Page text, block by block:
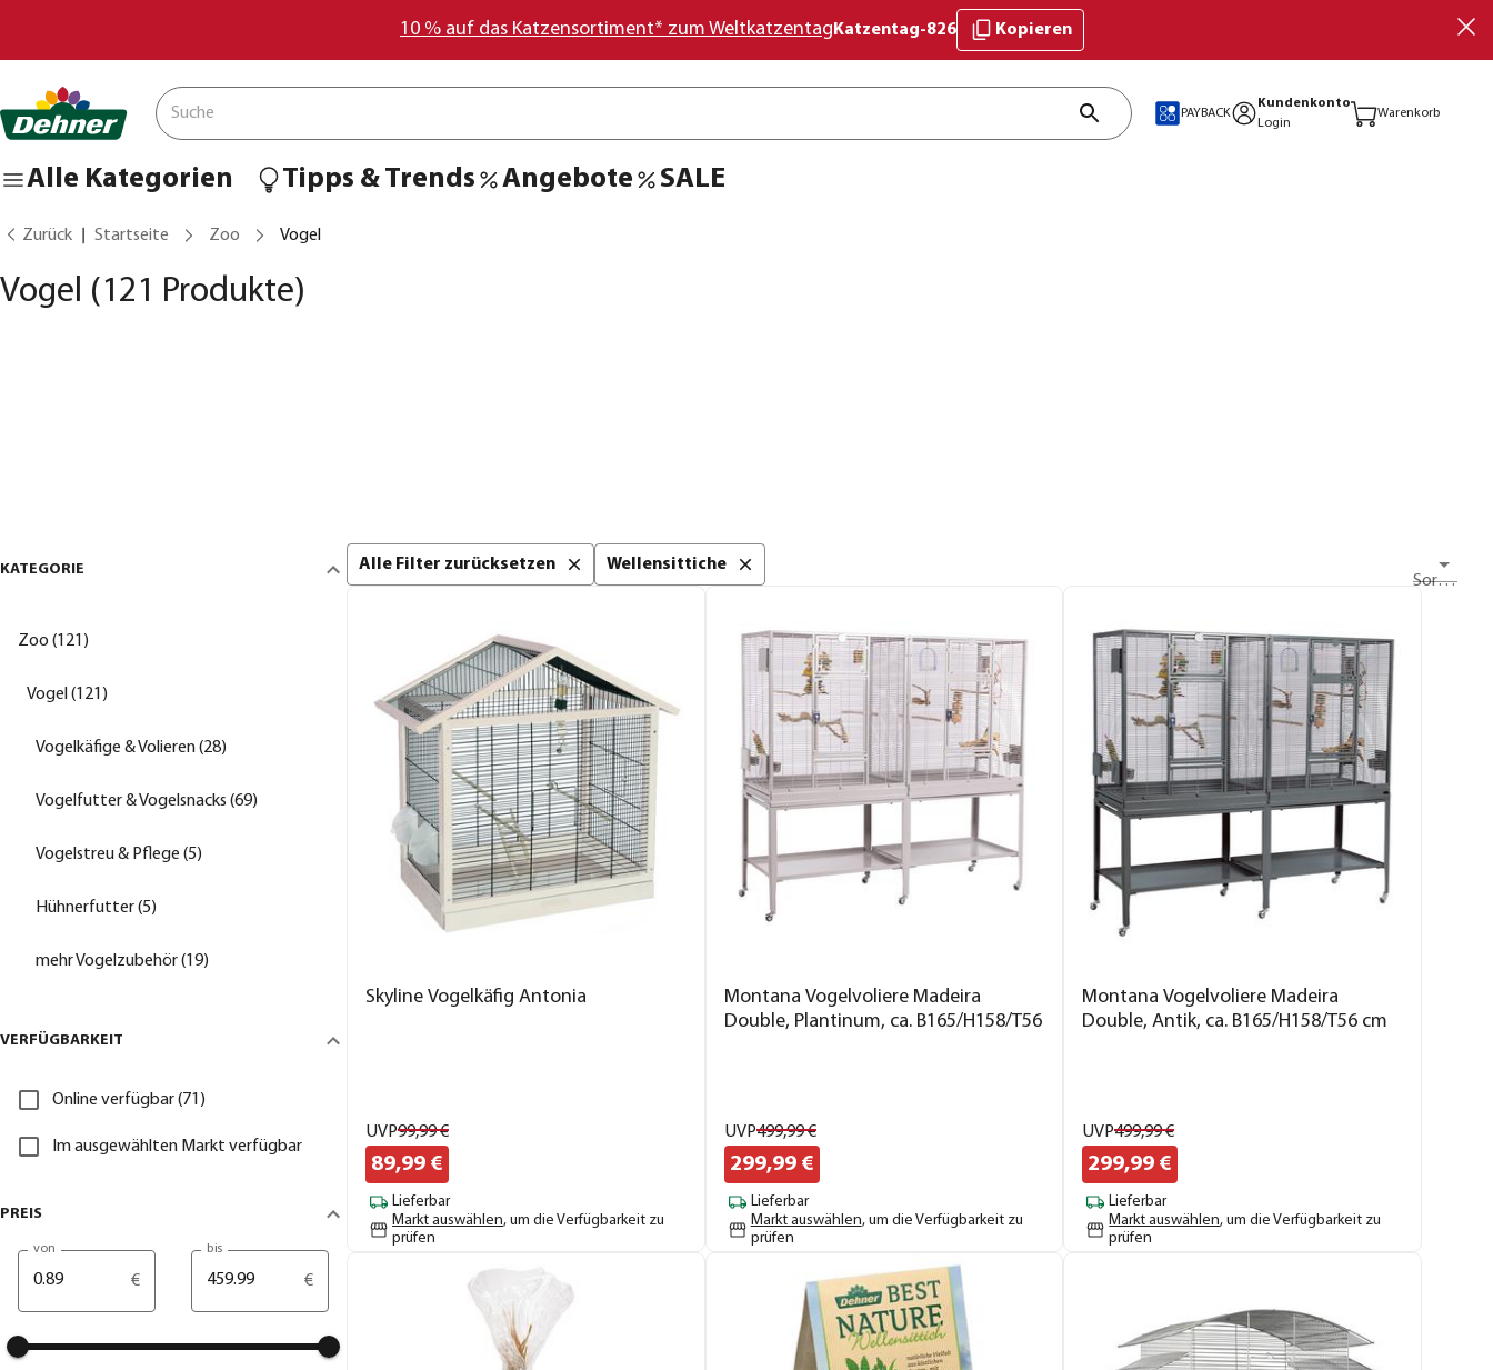
10 % auf das Katzensortiment* zum Weltkatzentag Katzentag-826 Kopieren
PAYBACK
Kundenkonto
Login
Warenkorb
Alle Kategorien Tipps & Trends Angebote SALE
Zurück Startseite Zoo Vogel
Vogel (121 Produkte)
KATEGORIE
Zoo (121)
Vogel (121)
Vogelkäfige & Volieren (28)
Vogelfutter & Vogelsnacks (69)
Vogelstreu & Pflege (5)
Hühnerfutter (5)
mehr Vogelzubehör (19)
VERFÜGBARKEIT
Online verfügbar (71)
Im ausgewählten Markt verfügbar
PREIS
von
€
bis
€
Alle Filter zurücksetzen
Wellensittiche
Sortieren nach
Skyline Vogelkäfig Antonia
UVP99,99€
89,99 €
Lieferbar
Markt auswählen, um die Verfügbarkeit zu
prüfen
Montana Vogelvoliere Madeira
Double, Plantinum, ca. B165/H158/T56
UVP499,99€
299,99€
Lieferbar
Markt auswählen, um die Verfügbarkeit zu
prüfen
Montana Vogelvoliere Madeira
Double, Antik, ca. B165/H158/T56 cm
UVP499,99€
299,99 €
Lieferbar
Markt auswählen, um die Verfügbarkeit zu
prüfen